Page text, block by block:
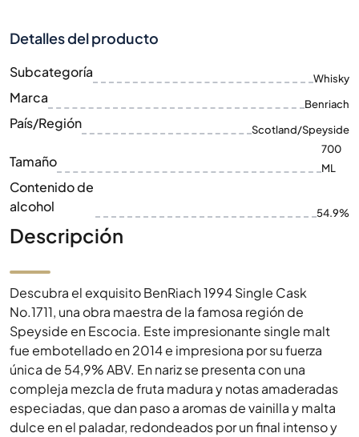
Detalles del producto
Subcategoría Whisky
Marca Benriach
País/Región Scotland/Speyside
Tamaño
700
ML
Contenido de
alcohol
54.9%
Descripción
Descubra el exquisito BenRiach 1994 Single Cask
No.1711, una obra maestra de la famosa región de
Speyside en Escocia. Este impresionante single malt
fue embotellado en 2014 e impresiona por su fuerza
única de 54,9% ABV. En nariz se presenta con una
compleja mezcla de fruta madura y notas amaderadas
especiadas, que dan paso a aromas de vainilla y malta
dulce en el paladar, redondeados por un final intenso y